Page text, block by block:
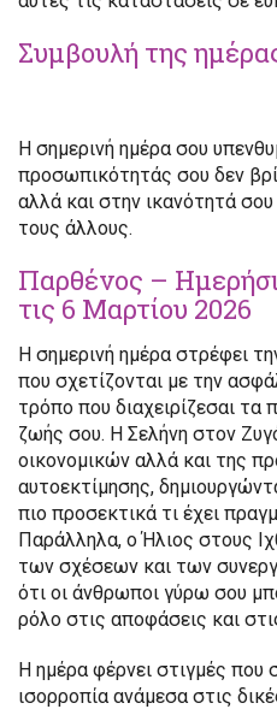
Συμβουλή της
Η σημερινή ημέρα σου
προσωπικότητάς σου δεν
αλλά και στην ικανότητά
τους άλλους.
Παρθένος –
τις 6 Μαρτίου 2026
Η σημερινή ημέρα στρέφει
που σχετίζονται με την
τρόπο που διαχειρίζεσαι τα
ζωής σου. Η Σελήνη στον
οικονομικών αλλά και της
αυτοεκτίμησης,
πιο προσεκτικά τι έχει
Παράλληλα, ο Ήλιος στους
των σχέσεων και των
ότι οι άνθρωποι γύρω σου
ρόλο στις αποφάσεις και
Η ημέρα φέρνει στιγμές που
ισορροπία ανάμεσα στις